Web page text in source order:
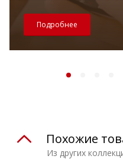
Подробнее
Из других
Похожие